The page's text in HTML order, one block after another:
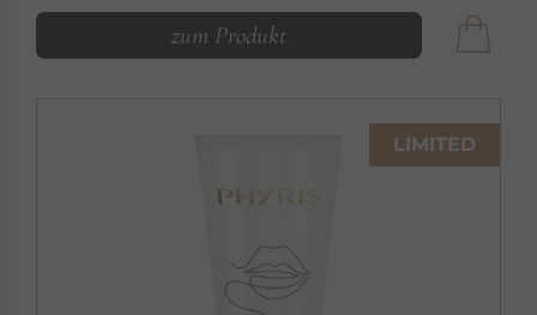
zum Produkt
LIMITED